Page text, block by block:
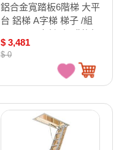
鋁合金寬踏板6階梯 大平
台 鋁梯 A字梯 梯子 /組
法退換貨）
$ 3,481
$ 0